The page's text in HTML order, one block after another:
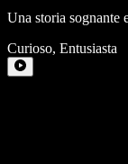
Una storia sognante
Curioso, Entusiasta